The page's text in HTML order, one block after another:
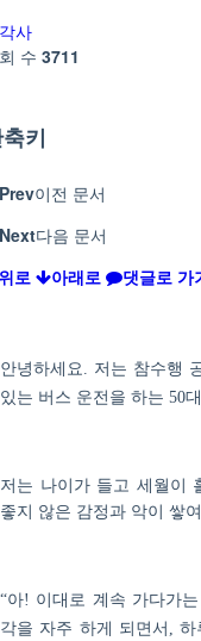
사
수 3711
키
Prev이전 문서
Next다음 문서
로
아래로 댓글로 가
안녕하세요 저는 참수행
있는 버스 운전을 하는 50
저는 나이가 들고 세월이
좋지 않은 감정과 악이 쌓
“아! 이대로 계속 가다가
각을 자주 하게 되면서
,하